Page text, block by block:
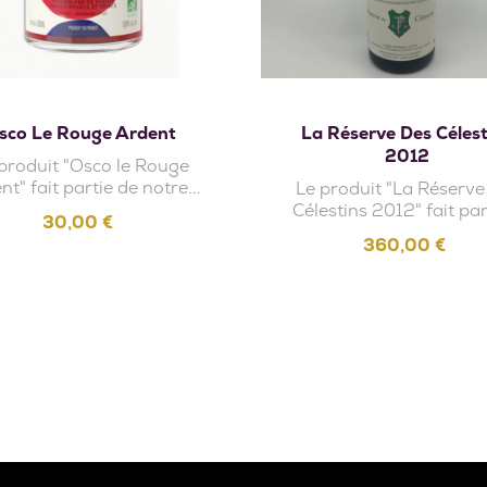
Le Rouge Ardent
"Osco le Rouge
fait partie de notre...
Prix
30,00 €
La Réserve Des
2012
Le produit "La
Célestins 2012" fait
Prix
360,00 €